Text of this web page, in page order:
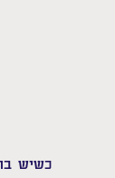
כשיש